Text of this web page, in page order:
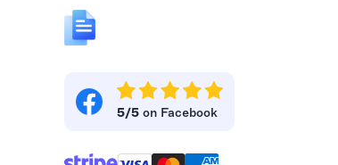
5/5 on Facebook